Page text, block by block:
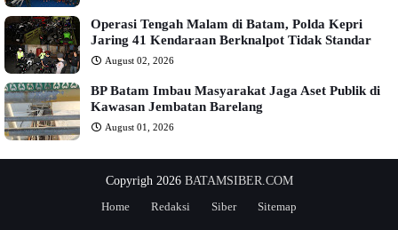
Operasi Tengah Malam di Batam, Polda Kepri
Jaring 41 Kendaraan Berknalpot Tidak Standar
August 02, 2026
BP Batam Imbau Masyarakat Jaga Aset Publik di
Kawasan Jembatan Barelang
August 01, 2026
Copyrigh 2026 BATAMSIBER.COM
Home
Redaksi Siber Sitemap